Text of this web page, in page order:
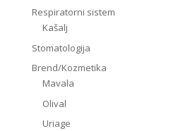
Respiratorni sistem
Kašalj
Stomatologija
Brend/Kozmetika
Mavala
Olival
Uriage